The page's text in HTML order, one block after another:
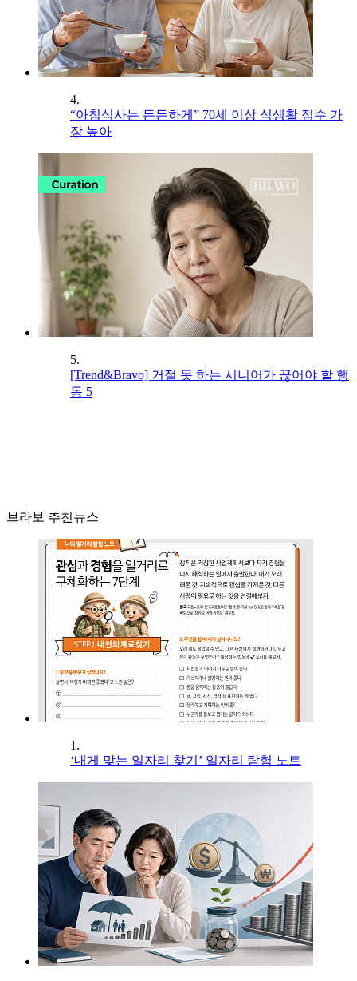
4.
“아침식사는 든든하게” 70세 이상 식생활 점수 가
장 높아
5.
[Trend&Bravo] 거절 못 하는 시니어가 끊어야 할 행
동 5
브라보 추천뉴스
1.
‘내게 맞는 일자리 찾기’ 일자리 탐험 노트